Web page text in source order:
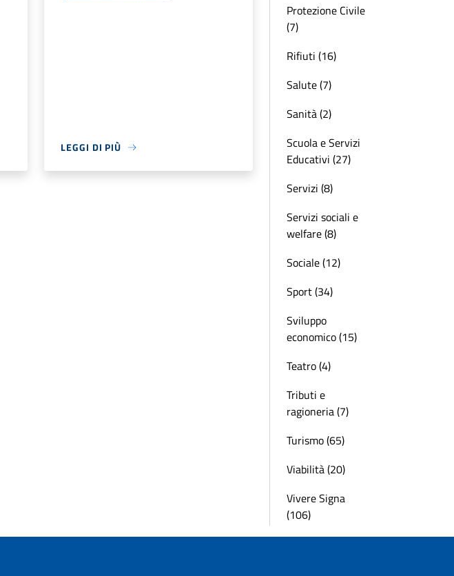
LEGGI DI PIÙ
Protezione Civile
(7)
Rifiuti (16)
Salute (7)
Sanità (2)
Scuola e Servizi
Educativi (27)
Servizi (8)
Servizi sociali e
welfare (8)
Sociale (12)
Sport (34)
Sviluppo
economico (15)
Teatro (4)
Tributi e
ragioneria (7)
Turismo (65)
Viabilità (20)
Vivere Signa
(106)